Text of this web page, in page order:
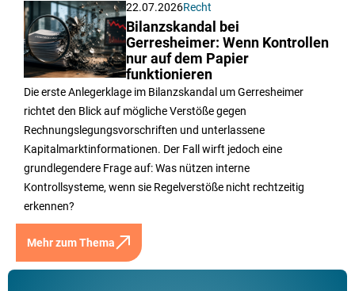
22.07.2026Recht
Bilanzskandal bei
Gerresheimer: Wenn Kontrollen
nur auf dem Papier
funktionieren
Die erste Anlegerklage im Bilanzskandal um Gerresheimer
richtet den Blick auf mögliche Verstöße gegen
Rechnungslegungsvorschriften und unterlassene
Kapitalmarktinformationen. Der Fall wirft jedoch eine
grundlegendere Frage auf: Was nützen interne
Kontrollsysteme, wenn sie Regelverstöße nicht rechtzeitig
erkennen?
Mehr zum Thema